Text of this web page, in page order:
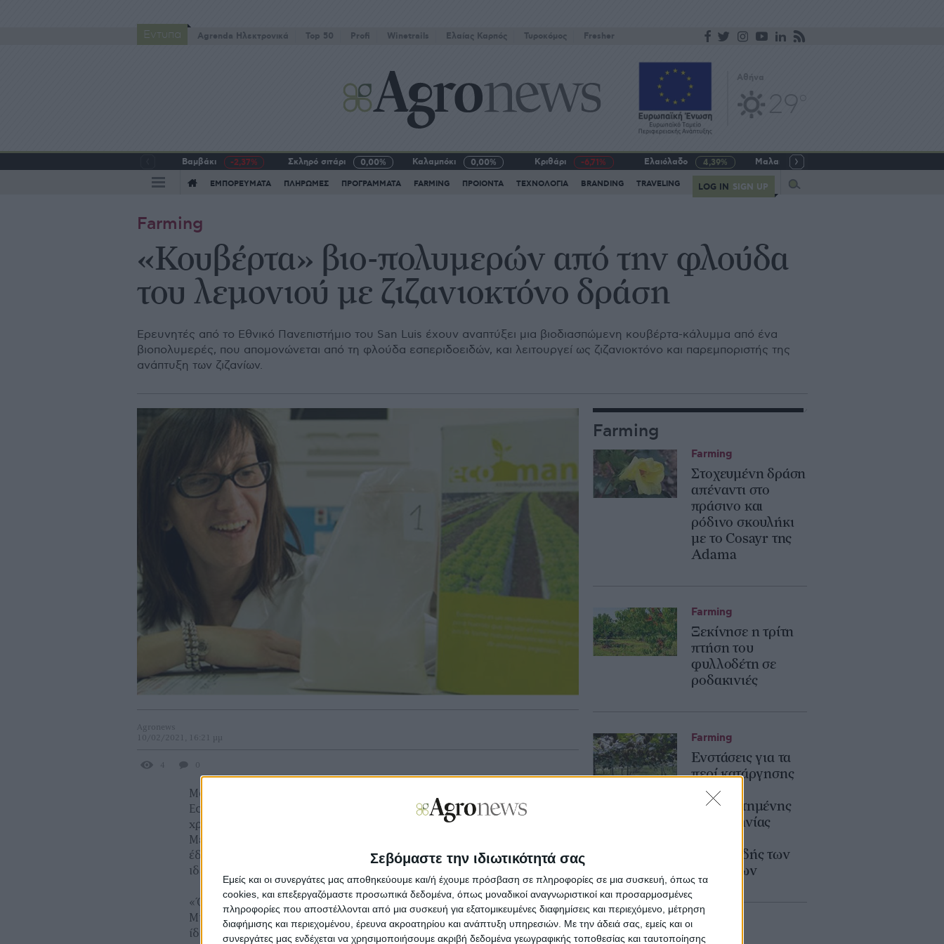
Σεβόμαστε την ιδιωτικότητά σας
Εμείς και οι συνεργάτες μας αποθηκεύουμε και/ή έχουμε πρόσβαση σε πληροφορίες σε μια συσκευή, όπως τα
cookies, και επεξεργαζόμαστε προσωπικά δεδομένα, όπως μοναδικοί αναγνωριστικοί και προσαρμοσμένες
πληροφορίες που αποστέλλονται από μια συσκευή για εξατομικευμένες διαφημίσεις και περιεχόμενο, μέτρηση
διαφήμισης και περιεχομένου, έρευνα ακροατηρίου και ανάπτυξη υπηρεσιών. Με την άδειά σας, εμείς και οι
συνεργάτες μας ενδέχεται να χρησιμοποιήσουμε ακριβή δεδομένα γεωγραφικής τοποθεσίας και ταυτοποίησης
Έντυπα Agrenda Ηλεκτρονικά Top 50 Profi Winetrails Eλαίας Καρπός Τυροκόμος Fresher
Βαμβάκι -2,37% Σκληρό σιτάρι 0,00% Καλαμπόκι 0,00% Κριθάρι -6,71% Ελαιόλαδο 4,39% Μαλακό σιτάρι
ΕΜΠΟΡΕΥΜΑΤΑ ΠΛΗΡΩΜΕΣ ΠΡΟΓΡΑΜΜΑΤΑ FARMING ΠΡΟΙΟΝΤΑ ΤΕΧΝΟΛΟΓΙΑ BRANDING TRAVELING LOG IN SIGN UP
Farming
«Κουβέρτα» βιο-πολυμερών από την φλούδα
του λεμονιού με ζιζανιοκτόνο δράση
Ερευνητές από το Εθνικό Πανεπιστήμιο του San Luis έχουν αναπτύξει μια βιοδιασπώμενη κουβέρτα-κάλυμμα από ένα
βιοπολυμερές, που απομονώνεται από τη φλούδα εσπεριδοειδών, και λειτουργεί ως ζιζανιοκτόνο και παρεμποριστής της
ανάπτυξη των ζιζανίων.
Agronews
10/02/2021, 16:21 μμ
4 0
Μοναδικό χαρακτηριστικό αυτού του προϊόντος, με την ονομασία
Ecomanto, είναι ότι δεν πωλείται ως ρολό αλλά παράγεται από τον
χρήστη επί τόπου απλά αραιώνοντας την ένωση σε νερό.
Μεταμορφώνεται σε μεμβρανοειδές κάλυμμα όταν ψεκάζεται στο
έδαφος, εξηγεί η Dr. María Guadalupe García, υπεύθυνη για την
ιδέα, στο εξειδικευμένο Argentina Investiga.
«Όποιος έχει κήπο, φυτώριο ή οπωρώνα μπορεί να το εφαρμόσει.
Μια ταινία σχηματίζεται επί τόπου και η διαδικασία λειτουργεί με τον
ίδιο τρόπο όπως και με την καλλιέργεια λαχανικών. Ο σπόρος
Farming
Στοχευμένη δράση
απέναντι στο
πράσινο και
ρόδινο σκουλήκι
με το Cosayr της
Adama
Farming
Ξεκίνησε η τρίτη
πτήση του
φυλλοδέτη σε
ροδακινιές
Farming
Ενστάσεις για τα
περί κατάργησης
της
θεσμοθετημένης
ημερομηνίας
συγκομιδής των
ακτινιδίων
Farming